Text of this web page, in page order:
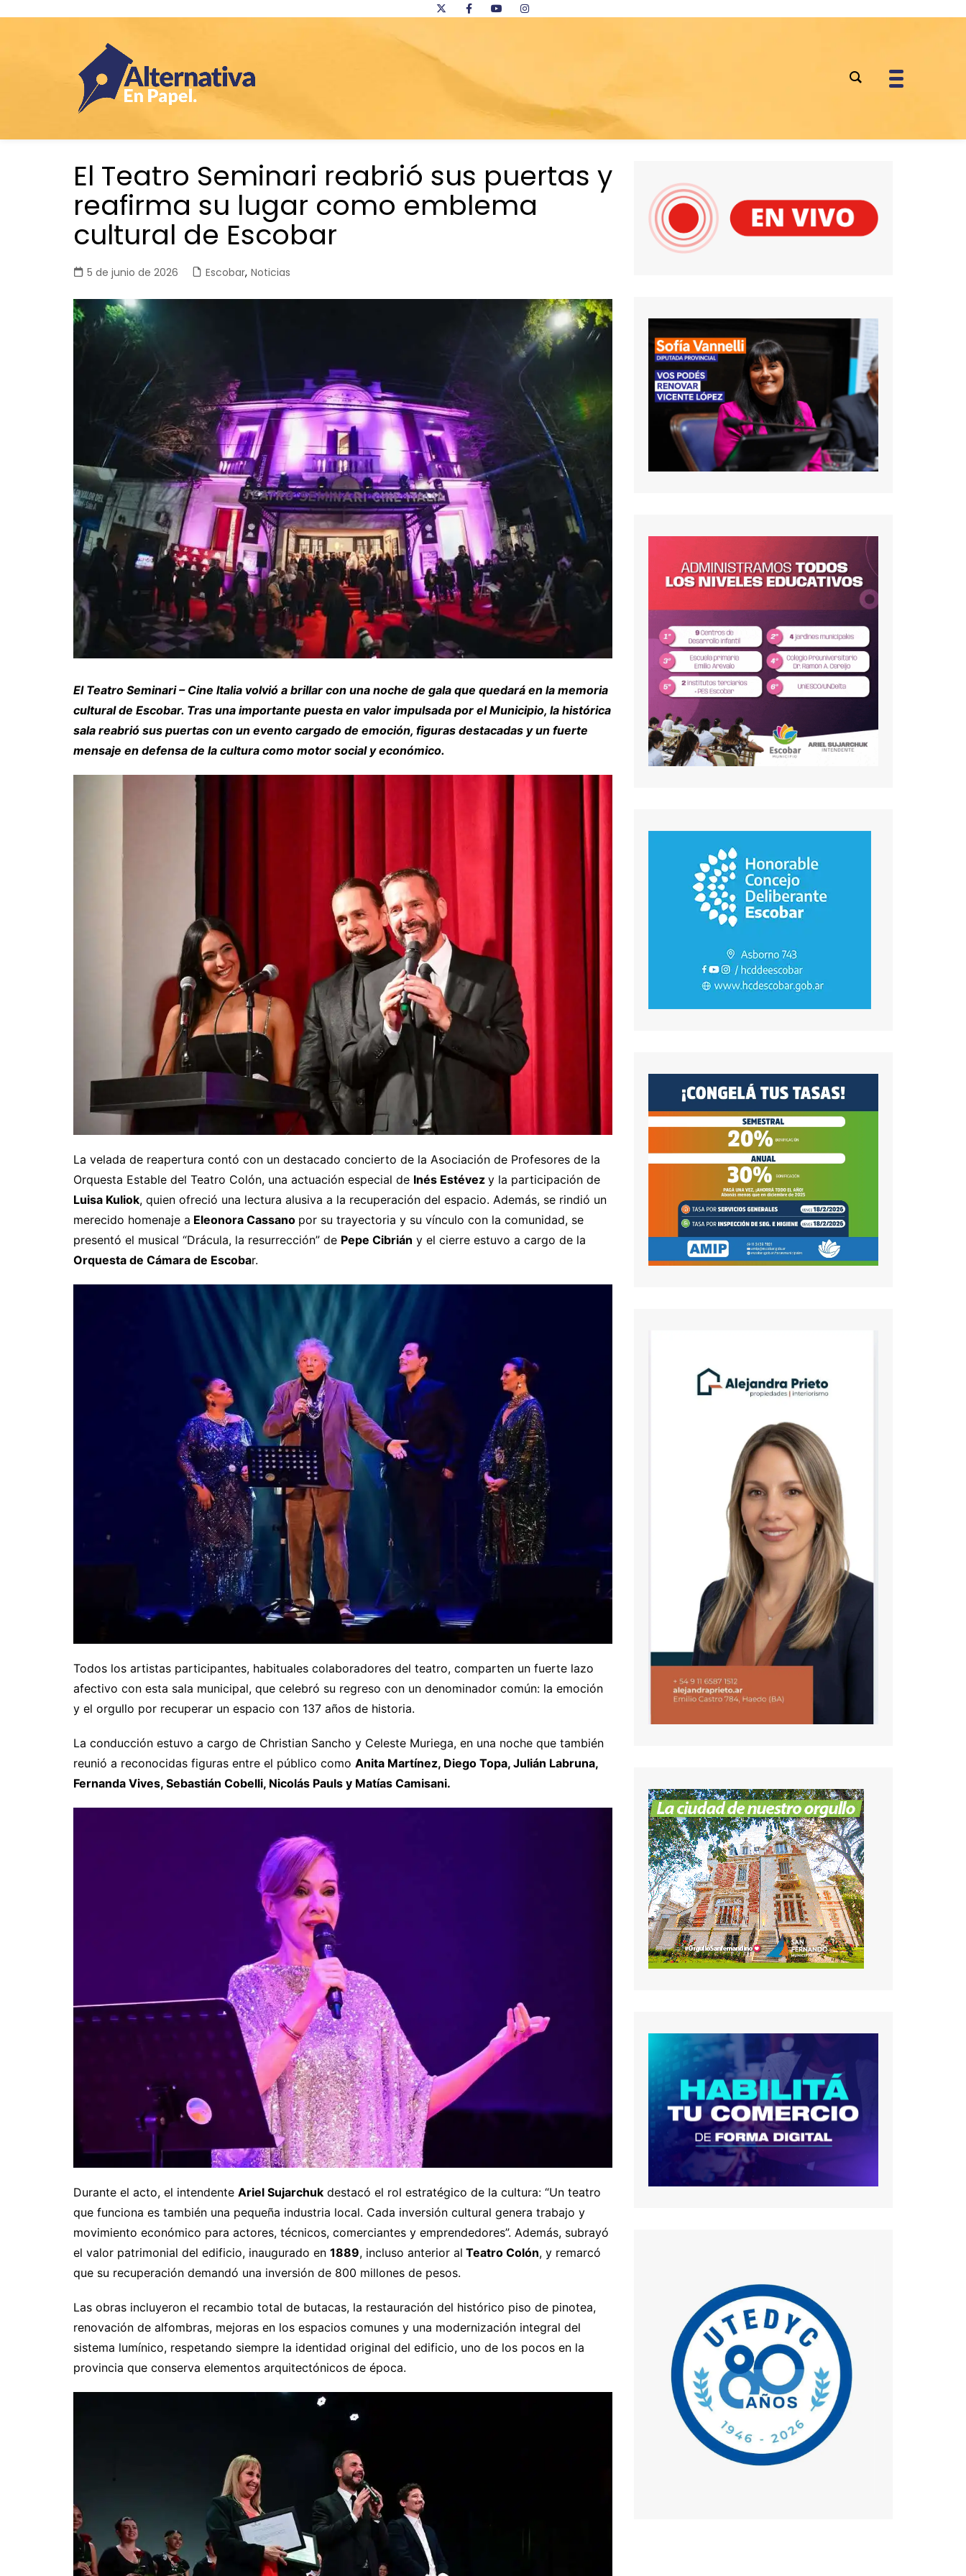
El Teatro Seminari reabrió sus puertas y
reafirma su lugar como emblema
cultural de Escobar
5 de junio de 2026 Escobar, Noticias
El Teatro Seminari – Cine Italia volvió a brillar con una noche de gala que quedará en la memoria
cultural de Escobar. Tras una importante puesta en valor impulsada por el Municipio, la histórica
sala reabrió sus puertas con un evento cargado de emoción, figuras destacadas y un fuerte
mensaje en defensa de la cultura como motor social y económico.
La velada de reapertura contó con un destacado concierto de la Asociación de Profesores de la
Orquesta Estable del Teatro Colón, una actuación especial de Inés Estévez y la participación de
Luisa Kuliok, quien ofreció una lectura alusiva a la recuperación del espacio. Además, se rindió un
merecido homenaje a Eleonora Cassano por su trayectoria y su vínculo con la comunidad, se
presentó el musical “Drácula, la resurrección” de Pepe Cibrián y el cierre estuvo a cargo de la
Orquesta de Cámara de Escobar.
Todos los artistas participantes, habituales colaboradores del teatro, comparten un fuerte lazo
afectivo con esta sala municipal, que celebró su regreso con un denominador común: la emoción
y el orgullo por recuperar un espacio con 137 años de historia.
La conducción estuvo a cargo de Christian Sancho y Celeste Muriega, en una noche que también
reunió a reconocidas figuras entre el público como Anita Martínez, Diego Topa, Julián Labruna,
Fernanda Vives, Sebastián Cobelli, Nicolás Pauls y Matías Camisani.
Durante el acto, el intendente Ariel Sujarchuk destacó el rol estratégico de la cultura: “Un teatro
que funciona es también una pequeña industria local. Cada inversión cultural genera trabajo y
movimiento económico para actores, técnicos, comerciantes y emprendedores”. Además, subrayó
el valor patrimonial del edificio, inaugurado en 1889, incluso anterior al Teatro Colón, y remarcó
que su recuperación demandó una inversión de 800 millones de pesos.
Las obras incluyeron el recambio total de butacas, la restauración del histórico piso de pinotea,
renovación de alfombras, mejoras en los espacios comunes y una modernización integral del
sistema lumínico, respetando siempre la identidad original del edificio, uno de los pocos en la
provincia que conserva elementos arquitectónicos de época.